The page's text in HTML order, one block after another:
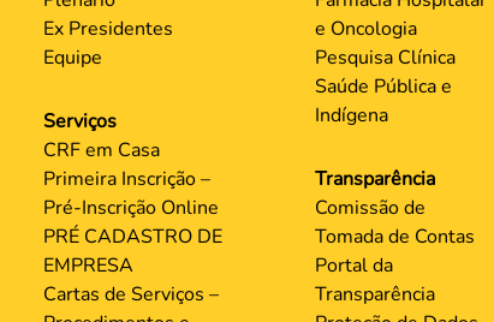
Ex Presidentes
Equipe
Serviços
CRF em Casa
Primeira Inscrição –
Pré-Inscrição Online
PRÉ CADASTRO DE
EMPRESA
Cartas de Serviços –
e Oncologia
Pesquisa Clínica
Saúde Pública e
Indígena
Transparência
Comissão de
Tomada de Contas
Portal da
Transparência